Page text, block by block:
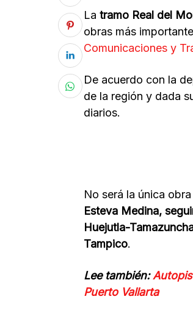
La tramo Real del
obras más
Comunicaciones y
De acuerdo con la
de la región y dada
diarios.
No será la única
Esteva Medina,
Huejutla-
Tampico.
Lee también:
Puerto Vallarta